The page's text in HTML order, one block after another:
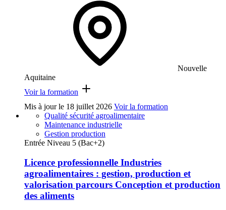
Nouvelle
Aquitaine
Voir la formation
Mis à jour le 18 juillet 2026 Voir la formation
Qualité sécurité agroalimentaire
Maintenance industrielle
Gestion production
Entrée Niveau 5 (Bac+2)
Licence professionnelle Industries
agroalimentaires : gestion, production et
valorisation parcours Conception et production
des aliments